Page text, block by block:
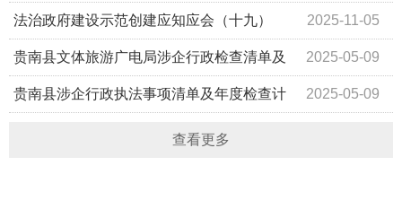
录 2025-11-05
法治政府建设示范创建应知应会（十九）
2025-05-09
贵南县文体旅游广电局涉企行政检查清单及
计划表 2025-05-09
贵南县涉企行政执法事项清单及年度检查计
查看更多